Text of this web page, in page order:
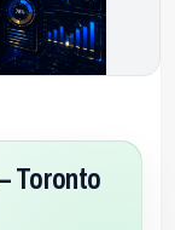
Toronto